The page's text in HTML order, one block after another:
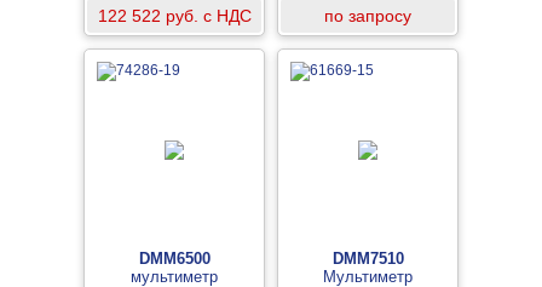
122 522 руб. с НДС по запросу
DMM6500
мультиметр
DMM7510
Мультиметр